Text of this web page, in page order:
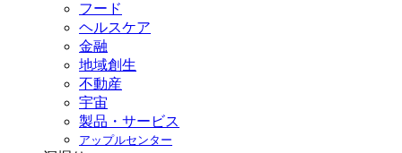
フード
ヘルスケア
金融
地域創生
不動産
宇宙
製品・サービス
アップルセンター